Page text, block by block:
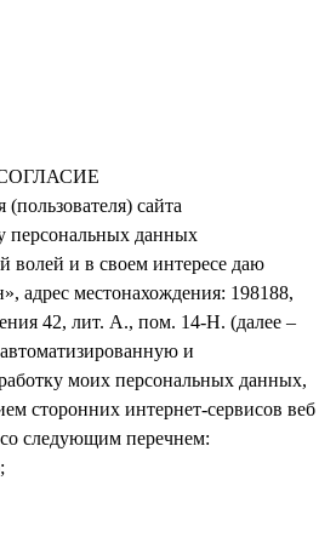
(пользователя) сайта
персональных данных
волей и в своем интересе даю
адрес местонахождения: 198188,
42, лит. А., пом. 14-Н. (далее –
и
моих персональных данных,
сторонних интернет-сервисов веб
следующим перечнем: